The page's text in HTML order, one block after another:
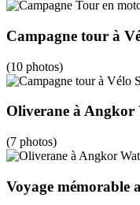
Campagne tour à
(10 photos)
Oliverane à Angkor
(7 photos)
Voyage mémorable